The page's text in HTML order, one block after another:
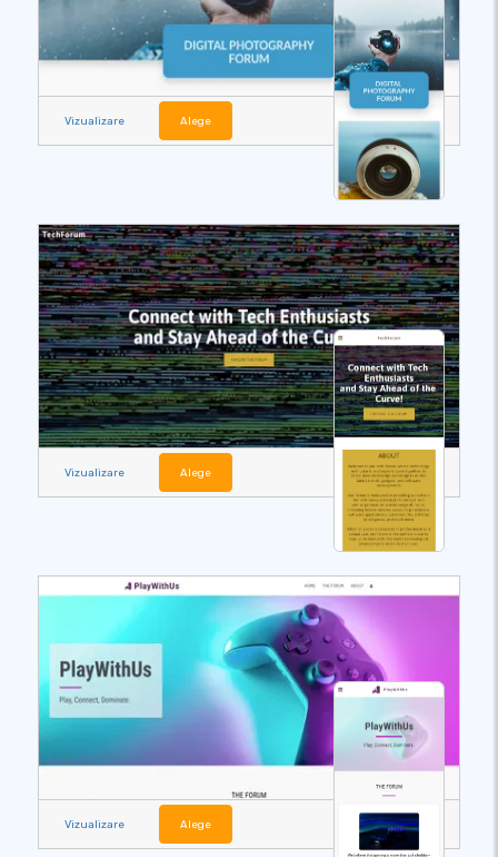
Vizualizare Alege
Vizualizare Alege
Vizualizare Alege